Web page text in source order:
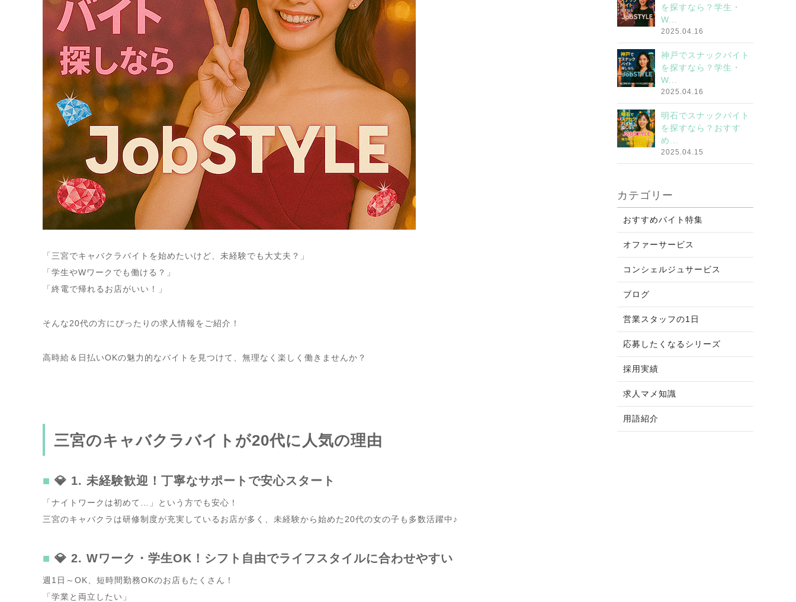
「三宮でキャバクラバイトを始めたいけど、未経験でも大丈夫？」
「学生やWワークでも働ける？」
「終電で帰れるお店がいい！」
そんな20代の方にぴったりの求人情報をご紹介！
高時給＆日払いOKの魅力的なバイトを見つけて、無理なく楽しく働きませんか？
三宮のキャバクラバイトが20代に人気の理由
💎 1. 未経験歓迎！丁寧なサポートで安心スタート
「ナイトワークは初めて…」という方でも安心！
三宮のキャバクラは研修制度が充実しているお店が多く、未経験から始めた20代の女の子も多数活躍中♪
💎 2. Wワーク・学生OK！シフト自由でライフスタイルに合わせやすい
週1日～OK、短時間勤務OKのお店もたくさん！
「学業と両立したい」
を探すなら？学生・
W...
2025.04.16
神戸でスナックバイト
を探すなら？学生・
W...
2025.04.16
明石でスナックバイト
を探すなら？おすす
め...
2025.04.15
カテゴリー
おすすめバイト特集
オファーサービス
コンシェルジュサービス
ブログ
営業スタッフの1日
応募したくなるシリーズ
採用実績
求人マメ知識
用語紹介